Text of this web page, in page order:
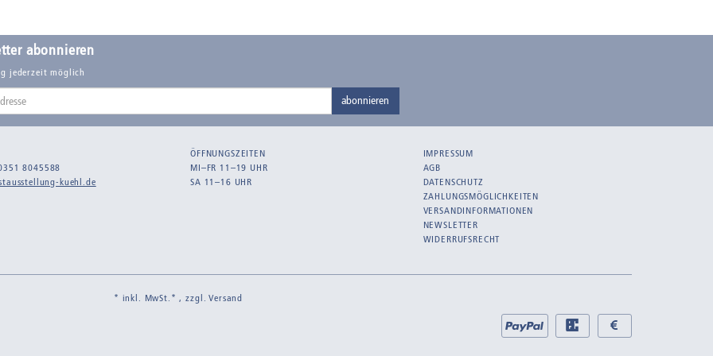
abonnieren
jederzeit möglich
abonnieren
8045588
kuehl.de
ÖFFNUNGSZEITEN
MI–FR 11–19 UHR
SA 11–16 UHR
IMPRESSUM
AGB
DATENSCHUTZ
ZAHLUNGSMÖGLICHKEITEN
VERSANDINFORMATIONEN
NEWSLETTER
WIDERRUFSRECHT
* inkl. MwSt.* , zzgl.Versand
Bei
uns
PayPal
bei
bei